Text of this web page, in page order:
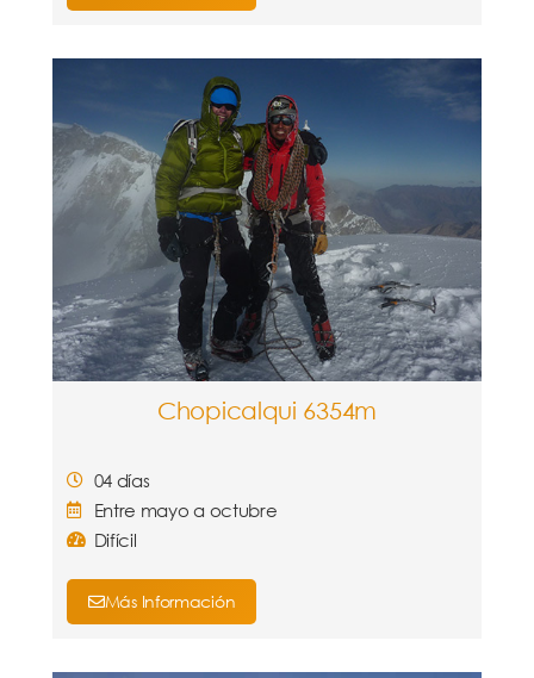
Chopicalqui 6354m
04 días
Entre mayo a octubre
Difícil
Más Información